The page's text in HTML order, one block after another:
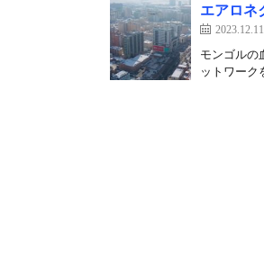
エアロネ
2023.12.11
モンゴルの
ットワーク